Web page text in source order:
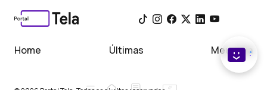
Home Últimas Meu Tela